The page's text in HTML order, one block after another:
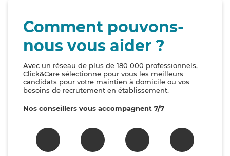
Comment pouvons-
nous vous aider ?
Avec un réseau de plus de 180 000 professionnels,
Click&Care sélectionne pour vous les meilleurs
candidats pour votre maintien à domicile ou vos
besoins de recrutement en établissement.
Nos conseillers vous accompagnent 7/7